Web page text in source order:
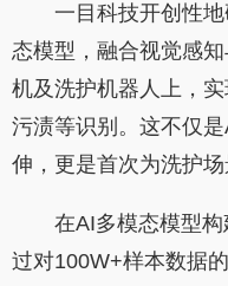
一目科技开创性
态模型，融合视觉感
机及洗护机器人上，
污渍等识别。这不仅
伸，更是首次为洗护场
在AI多模态模型
过对100W+样本数据